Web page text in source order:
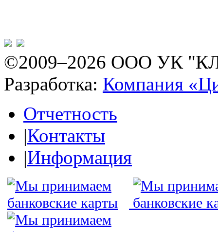
©2009–2026 ООО УК
Разработка: Компания
Отчетность
|Контакты
|Информация